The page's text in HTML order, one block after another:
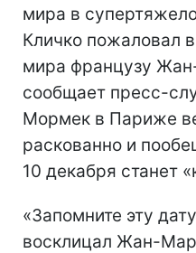
мира в
Кличко пожаловал
мира французу
сообщает пресс-
Мормек в Париже
раскованно и
10 декабря станет
«Запомните эту
восклицал Жан-